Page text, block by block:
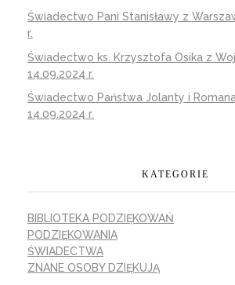
Świadectwo Pani Stanisławy z
r.
Świadectwo ks. Krzysztofa Osika z
14.09.2024 r.
Świadectwo Państwa Jolanty i
14.09.2024 r.
KATEGORIE
BIBLIOTEKA PODZIĘKOWAŃ
PODZIĘKOWANIA
ŚWIADECTWA
ZNANE OSOBY DZIĘKUJĄ